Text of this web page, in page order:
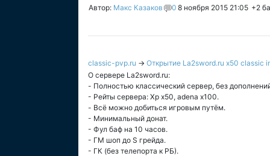
Автор: Макс Казаков 0 8 ноября 2015 21:05 +2
classic-pvp.ru → Открытие La2sword.ru x50 classic
О сервере La2sword.ru:
- Полностью классический сервер, без
- Рейты сервера: Xp x50, adena x100.
- Всё можно добиться игровым путём.
- Минимальный донат.
- Фул баф на 10 часов.
- ГМ шоп до S грейда.
- ГК (без телепорта к РБ).